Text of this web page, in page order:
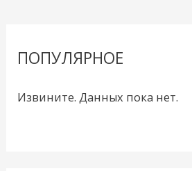
ПОПУЛЯРНОЕ
Извините. Данных пока нет.